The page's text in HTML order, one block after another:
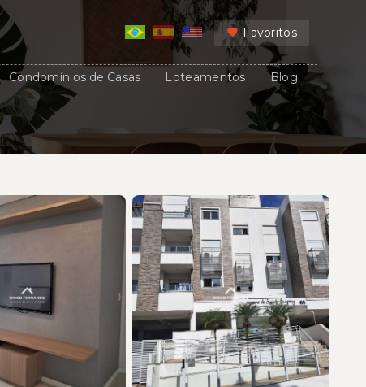
Favoritos
Condomínios de Casas Loteamentos
Blog